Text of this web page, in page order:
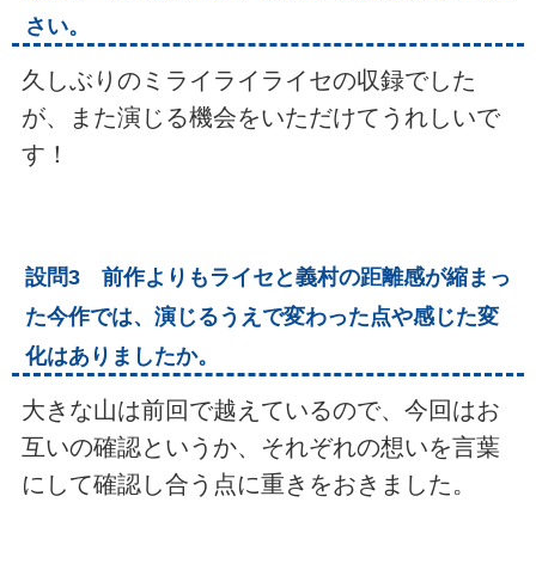
さい。
久しぶりのミライライライセの収録でした
が、また演じる機会をいただけてうれしいで
す！
設問3 前作よりもライセと義村の距離感が縮まっ
た今作では、演じるうえで変わった点や感じた変
化はありましたか。
大きな山は前回で越えているので、今回はお
互いの確認というか、それぞれの想いを言葉
にして確認し合う点に重きをおきました。